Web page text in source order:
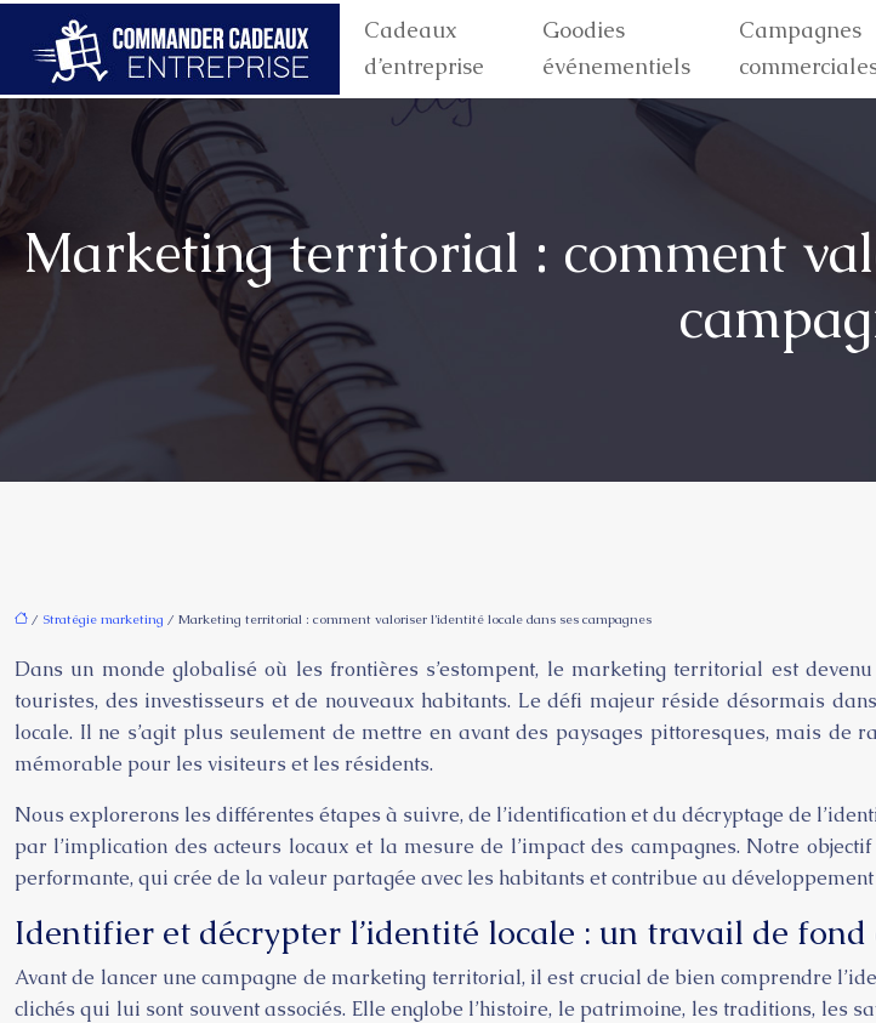
Cadeaux
d’entreprise
Goodies
événementiels
Campagnes
Marketing territorial : comment
/ Stratégie marketing / Marketing territorial : comment valoriser l’identité locale dans ses campagnes
Dans un monde globalisé où les frontières s’estompent, le marketing territorial est
touristes, des investisseurs et de nouveaux habitants. Le défi majeur réside désormais
locale. Il ne s’agit plus seulement de mettre en avant des paysages pittoresques, mais
mémorable pour les visiteurs et les résidents.
Nous explorerons les différentes étapes à suivre, de l’identification et du décryptage de
par l’implication des acteurs locaux et la mesure de l’impact des campagnes. Notre
performante, qui crée de la valeur partagée avec les habitants et contribue au
Identifier et décrypter l’identité locale : un travail de fond
Avant de lancer une campagne de marketing territorial, il est crucial de bien comprendre
clichés qui lui sont souvent associés. Elle englobe l’histoire, le patrimoine, les traditions,